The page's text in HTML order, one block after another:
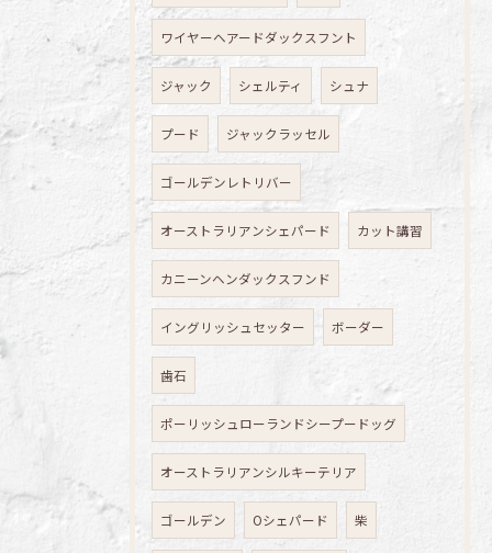
ワイヤーヘアードダックスフント
ジャック シェルティ シュナ
プード ジャックラッセル
ゴールデンレトリバー
オーストラリアンシェパード カット講習
カニーンヘンダックスフンド
イングリッシュセッター ボーダー
歯石
ポーリッシュローランドシープードッグ
オーストラリアンシルキーテリア
ゴールデン Oシェパード 柴